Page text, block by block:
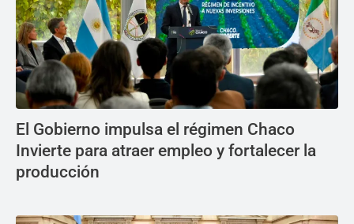
El Gobierno impulsa el régimen Chaco
Invierte para atraer empleo y fortalecer la
producción